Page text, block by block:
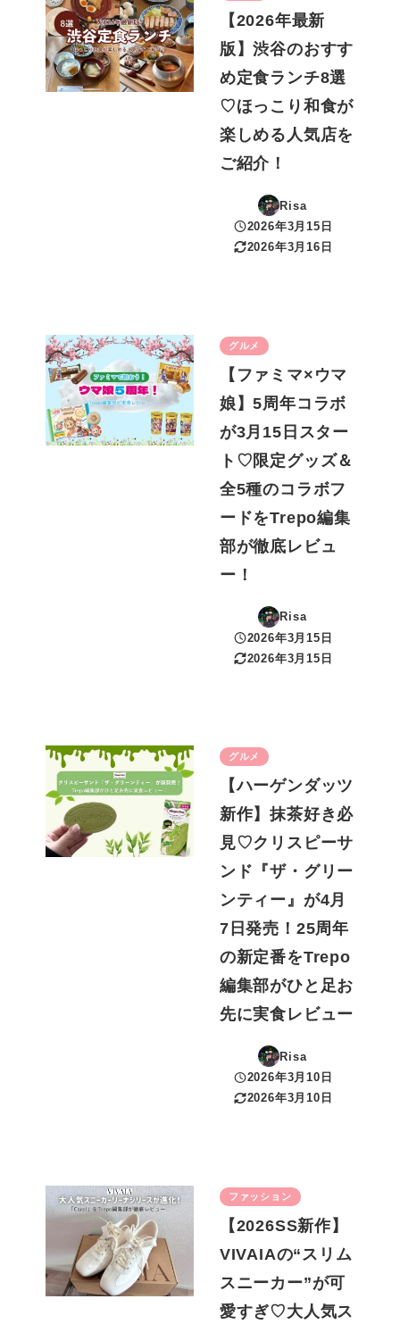
【2026年最新
版】渋谷のおすす
め定食ランチ8選
♡ほっこり和食が
楽しめる人気店を
ご紹介！
Risa
投稿日
2026年3月15日
更新日
2026年3月16日
グルメ
【ファミマ×ウマ
娘】5周年コラボ
が3月15日スター
ト♡限定グッズ＆
全5種のコラボフ
ードをTrepo編集
部が徹底レビュ
ー！
Risa
投稿日
2026年3月15日
更新日
2026年3月15日
グルメ
【ハーゲンダッツ
新作】抹茶好き必
見♡クリスピーサ
ンド『ザ・グリー
ンティー』が4月
7日発売！25周年
の新定番をTrepo
編集部がひと足お
先に実食レビュー
Risa
投稿日
2026年3月10日
更新日
2026年3月10日
ファッション
【2026SS新作】
VIVAIAの“スリム
スニーカー”が可
愛すぎ♡大人気ス